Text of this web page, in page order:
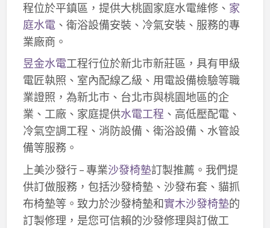
程位於平鎮區，提供大桃園家庭水電維修、 家
庭水電、衛浴設備安裝、冷氣安裝、服務的專
業廠商。
昱金水電工程行位於新北市新莊區，具有甲級
電匠執照、室內配線乙級、用電設備檢驗等職
業證照，為新北市、台北市與桃園地區的企
業、工廠、家庭提供水電工程 、高低壓配電、
冷氣空調工程、消防設備、衛浴設備、水管設
備等服務。
上美沙發行 – 專業沙發椅墊訂製推薦。我們提
供訂做服務，包括沙發椅墊、沙發布套、貓抓
布椅墊等。致力於沙發椅墊和實木沙發椅墊的
訂製修理，是您可信賴的沙發修理與訂做工